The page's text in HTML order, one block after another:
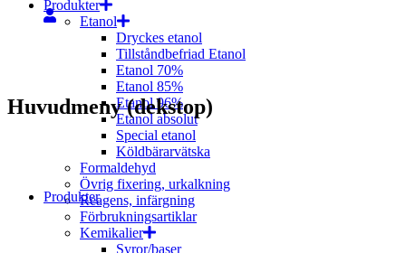
Huvudmeny (dekstop)
Produkter
Produkter
Etanol
Dryckes etanol
Tillståndbefriad Etanol
Etanol 70%
Etanol 85%
Etanol 96%
Etanol absolut
Special etanol
Köldbärarvätska
Formaldehyd
Övrig fixering, urkalkning
Reagens, infärgning
Förbrukningsartiklar
Kemikalier
Syror/baser